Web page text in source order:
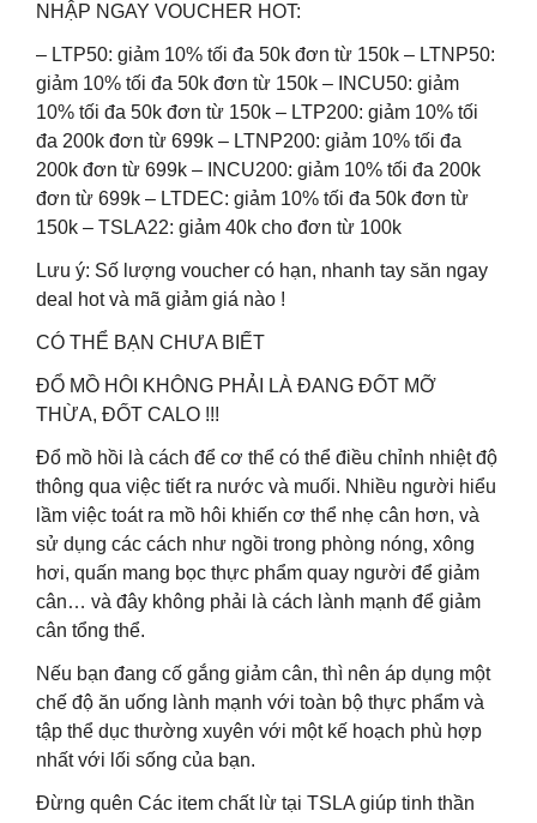
NHẬP NGAY VOUCHER HOT:
– LTP50: giảm 10% tối đa 50k đơn từ 150k – LTNP50:
giảm 10% tối đa 50k đơn từ 150k – INCU50: giảm
10% tối đa 50k đơn từ 150k – LTP200: giảm 10% tối
đa 200k đơn từ 699k – LTNP200: giảm 10% tối đa
200k đơn từ 699k – INCU200: giảm 10% tối đa 200k
đơn từ 699k – LTDEC: giảm 10% tối đa 50k đơn từ
150k – TSLA22: giảm 40k cho đơn từ 100k
Lưu ý: Số lượng voucher có hạn, nhanh tay săn ngay
deal hot và mã giảm giá nào !
CÓ THỂ BẠN CHƯA BIẾT
ĐỔ MỒ HÔI KHÔNG PHẢI LÀ ĐANG ĐỐT MỠ
THỪA, ĐỐT CALO !!!
Đổ mồ hồi là cách để cơ thể có thể điều chỉnh nhiệt độ
thông qua việc tiết ra nước và muối. Nhiều người hiểu
lầm việc toát ra mồ hôi khiến cơ thể nhẹ cân hơn, và
sử dụng các cách như ngồi trong phòng nóng, xông
hơi, quấn mang bọc thực phẩm quay người để giảm
cân… và đây không phải là cách lành mạnh để giảm
cân tổng thể.
Nếu bạn đang cố gắng giảm cân, thì nên áp dụng một
chế độ ăn uống lành mạnh với toàn bộ thực phẩm và
tập thể dục thường xuyên với một kế hoạch phù hợp
nhất với lối sống của bạn.
Đừng quên Các item chất lừ tại TSLA giúp tinh thần